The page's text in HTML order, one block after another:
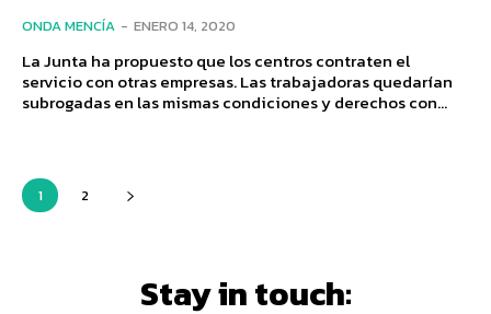
ONDA MENCÍA - ENERO 14, 2020
La Junta ha propuesto que los centros contraten el
servicio con otras empresas. Las trabajadoras quedarían
subrogadas en las mismas condiciones y derechos con...
1 2
Stay in touch: